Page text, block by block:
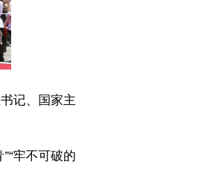
记、国家主
牢不可破的